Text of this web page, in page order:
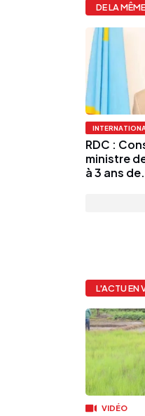
DE LA
RDC :
ministre
à 3 ans
L'ACTU EN
VIDÉO